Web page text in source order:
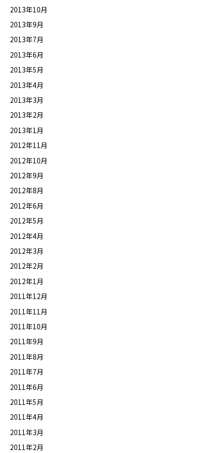
2013年10月
2013年9月
2013年7月
2013年6月
2013年5月
2013年4月
2013年3月
2013年2月
2013年1月
2012年11月
2012年10月
2012年9月
2012年8月
2012年6月
2012年5月
2012年4月
2012年3月
2012年2月
2012年1月
2011年12月
2011年11月
2011年10月
2011年9月
2011年8月
2011年7月
2011年6月
2011年5月
2011年4月
2011年3月
2011年2月